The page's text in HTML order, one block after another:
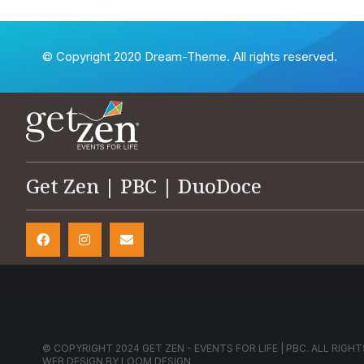
© Copyright 2020 Dream-Theme. All rights reserved.
Get Zen | PBC | DuoDoce
© COPYRIGHT 2024 GET ZEN - EVENTS FOR LIFE | PBC. ALL
WEB DESIGN BY LOOM DESIGN